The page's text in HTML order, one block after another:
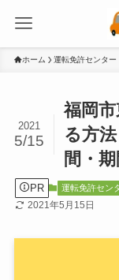
ホーム 運転免許センター
福岡
る方
間・期
2021
5/15
PR 運転免許セン
2021年5月15日